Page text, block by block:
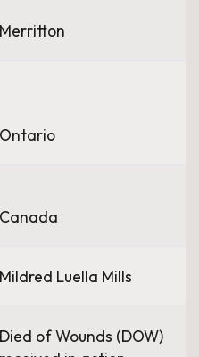
Merritton
Ontario
Canada
Mildred Luella Mills
Died of Wounds (DOW)